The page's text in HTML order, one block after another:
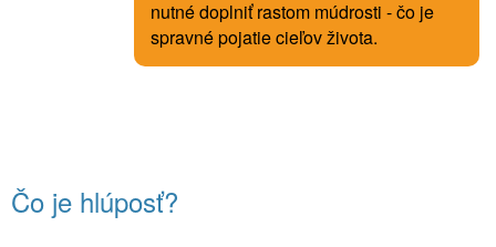
nutné doplniť rastom múdrosti - čo je
spravné pojatie cieľov života.
Čo je hlúposť?